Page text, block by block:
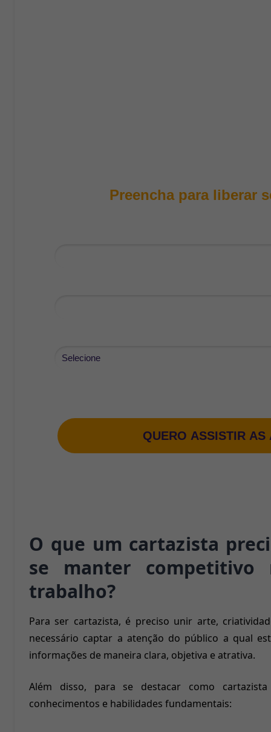
Preencha para liberar
QUERO ASSISTIR AS
O que um cartazista
se manter competitivo
trabalho?
Para ser cartazista, é preciso unir arte,
necessário captar a atenção do público a qual
informações de maneira clara, objetiva e atrativa.
Além disso, para se destacar como
conhecimentos e habilidades fundamentais: